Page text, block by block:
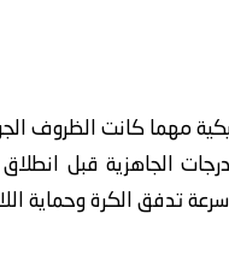
مهما كانت الظروف
الجاهزية قبل انطلاق
تدفق الكرة وحماية